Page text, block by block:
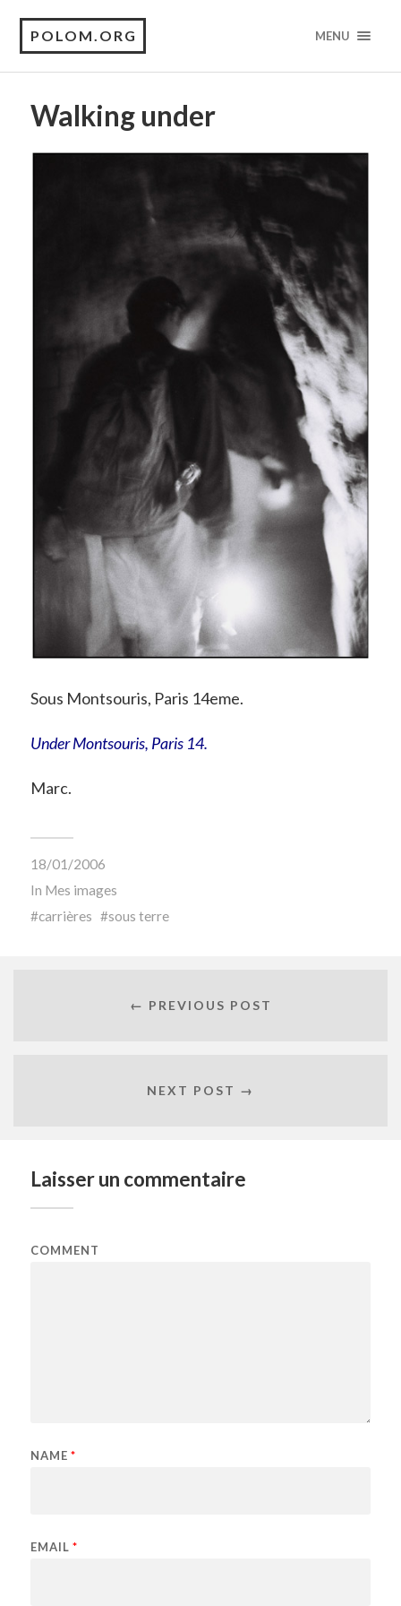
POLOM.ORG MENU
Walking under
Sous Montsouris, Paris 14eme.
Under Montsouris, Paris 14.
Marc.
18/01/2006
In Mes images
carrières
sous terre
← PREVIOUS POST
NEXT POST →
Laisser un commentaire
COMMENT
NAME *
EMAIL *